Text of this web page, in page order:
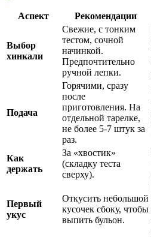
Аспект Рекомендации
Выбор
хинкали
Свежие, с тонким
тестом, сочной
начинкой.
Предпочтительно
ручной лепки.
Подача
Горячими, сразу
после
приготовления. На
отдельной тарелке,
не более 5-7 штук за
раз.
Как
держать
За «хвостик»
(складку теста
сверху).
Первый
укус
Откусить небольшой
кусочек сбоку, чтобы
выпить бульон.